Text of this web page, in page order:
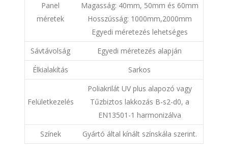
Panel
méretek
Magasság: 40mm, 50mm és 60mm
Hosszússág: 1000mm,2000mm
Egyedi méretezés lehetséges
Sávtávolság
Egyedi méretezés alapján
Élkialakítás
Sarkos
Felületkezelés
Poliakrilát UV plus alapozó vagy
Tűzbiztos lakkozás B-s2-d0, a
EN13501-1 harmonizálva
Színek
Gyártó által kínált színskála szerint.